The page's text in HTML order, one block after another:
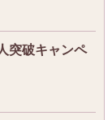
突破キャンペ